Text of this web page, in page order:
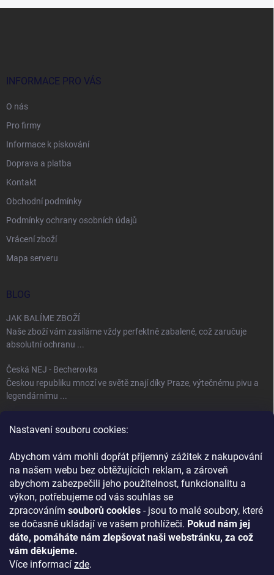
Nastavení souboru cookies:
Abychom vám mohli dopřát příjemný zážitek z nakupování
na našem webu bez obtěžujících reklam, a zároveň
abychom zabezpečili jeho použitelnost, funkcionalitu a
výkon, potřebujeme od vás souhlas se
zpracováním souborů cookies - jsou to malé soubory, které
se dočasně ukládají ve vašem prohlížeči. Pokud nám jej
dáte, pomáháte nám zlepšovat naši webstránku, za což
vám děkujeme.
Více informací zde.
INFORMACE PRO VÁS
O nás
Pro firmy
Informace k pískování
Doprava a platba
Kontakt
Obchodní podmínky
Podmínky ochrany osobních údajů
Vrácení zboží
Mapa serveru
BLOG
JAK BALÍME ZBOŽÍ
Naše zboží vám zasíláme vždy perfektně zabalené, což zaručuje
absolutní ochranu ...
Česká NEJ - Becherovka
Českou republiku mnozí ve světě znají díky Praze, výtečnému pivu a
legendárnímu ...
Fenomén Bohemia Crystal sklo Bohemia Crystal, neboli český křišťál,
KONTAKT
+420 727 837 524
Náš Facebook
ontecrystal